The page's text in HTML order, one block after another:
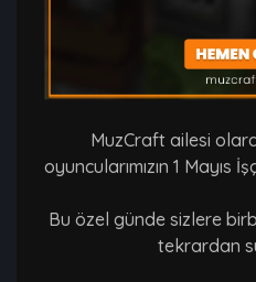
MuzCraft ailesi
oyuncularımızın 1 Mayıs
Bu özel günde sizlere
tekrardan